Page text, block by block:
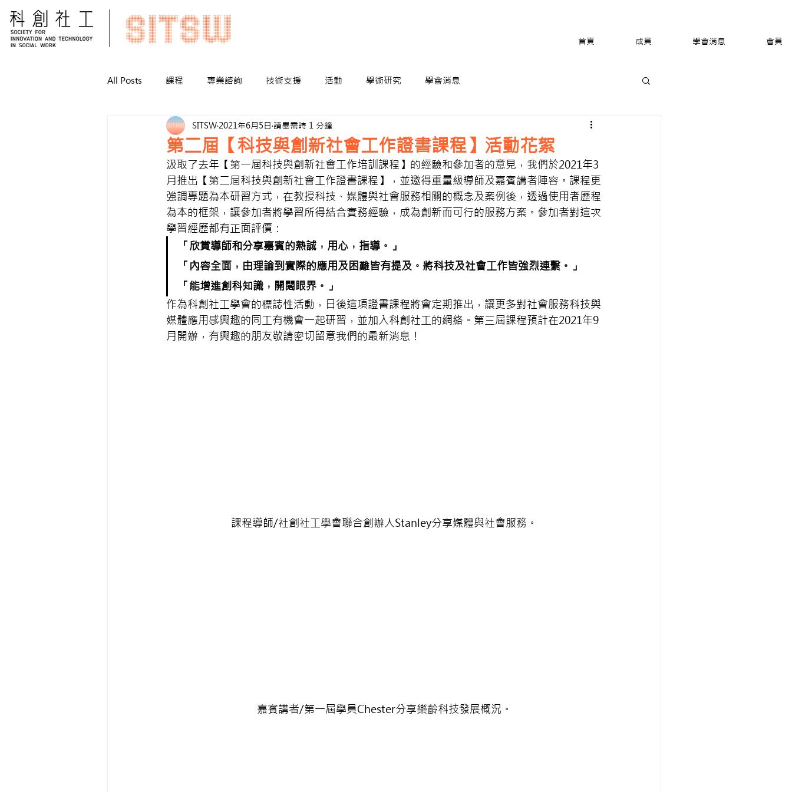
首頁 成員 學會消息 會員
All Posts 課程 專業諮詢 技術支援 活動 學術研究 學會消息
第二屆【科技與創新社會工作證書課程】活動花絮
SITSW 2021年6月5日 讀畢需時 1 分鐘
汲取了去年【第一屆科技與創新社會工作培訓課程】的經驗和參加者的意見，我們於2021年3
月推出【第二屆科技與創新社會工作證書課程】，並邀得重量級導師及嘉賓講者陣容。課程更
強調專題為本研習方式，在教授科技、媒體與社會服務相關的概念及案例後，透過使用者歷程
為本的框架，讓參加者將學習所得結合實務經驗，成為創新而可行的服務方案。參加者對這次
學習經歷都有正面評價：
「欣賞導師和分享嘉賓的熱誠，用心，指導。」
「內容全面，由理論到實際的應用及困難皆有提及。將科技及社會工作皆強烈連繫。」
「能增進創科知識，開闊眼界。」
作為科創社工學會的標誌性活動，日後這項證書課程將會定期推出，讓更多對社會服務科技與
媒體應用感興趣的同工有機會一起研習，並加入科創社工的網絡。第三屆課程預計在2021年9
月開辦，有興趣的朋友敬請密切留意我們的最新消息！
課程導師/社創社工學會聯合創辦人Stanley分享媒體與社會服務。
嘉賓講者/第一屆學員Chester分享樂齡科技發展概況。